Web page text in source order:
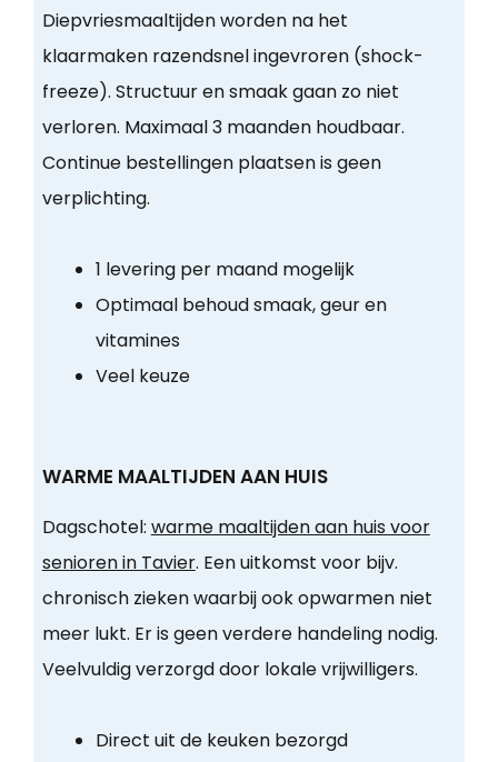
Diepvriesmaaltijden worden na het
klaarmaken razendsnel ingevroren (shock-
freeze). Structuur en smaak gaan zo niet
verloren. Maximaal 3 maanden houdbaar.
Continue bestellingen plaatsen is geen
verplichting.
1 levering per maand mogelijk
Optimaal behoud smaak, geur en
vitamines
Veel keuze
WARME MAALTIJDEN AAN HUIS
Dagschotel: warme maaltijden aan huis voor
senioren in Tavier. Een uitkomst voor bijv.
chronisch zieken waarbij ook opwarmen niet
meer lukt. Er is geen verdere handeling nodig.
Veelvuldig verzorgd door lokale vrijwilligers.
Direct uit de keuken bezorgd